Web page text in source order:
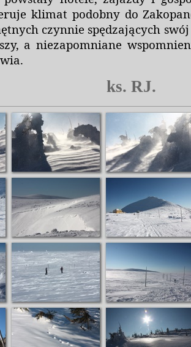
klimat podobny do
czynnie spędzających
a niezapomniane
ks. RJ.